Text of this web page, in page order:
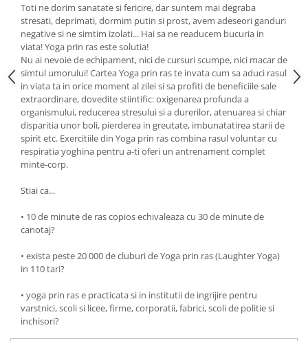
Vindecare spirituală
Viaţa de după moarte
Cristale
Supă de pui pentru suflet
Yoga
Oracol
Spiritualitate şi ştiinţă
Fără categorie
Toti ne dorim sanatate si fericire, dar suntem mai degraba
stresati, deprimati, dormim putin si prost, avem adeseori ganduri
negative si ne simtim izolati... Hai sa ne readucem bucuria in
viata! Yoga prin ras este solutia!
Nu ai nevoie de echipament, nici de cursuri scumpe, nici macar de
simtul umorului! Cartea Yoga prin ras te invata cum sa aduci rasul
in viata ta in orice moment al zilei si sa profiti de beneficiile sale
extraordinare, dovedite stiintific: oxigenarea profunda a
organismului, reducerea stresului si a durerilor, atenuarea si chiar
disparitia unor boli, pierderea in greutate, imbunatatirea starii de
spirit etc. Exercitiile din Yoga prin ras combina rasul voluntar cu
respiratia yoghina pentru a-ti oferi un antrenament complet
minte-corp.
Stiai ca...
• 10 de minute de ras copios echivaleaza cu 30 de minute de
canotaj?
• exista peste 20 000 de cluburi de Yoga prin ras (Laughter Yoga)
in 110 tari?
• yoga prin ras e practicata si in institutii de ingrijire pentru
varstnici, scoli si licee, firme, corporatii, fabrici, scoli de politie si
inchisori?